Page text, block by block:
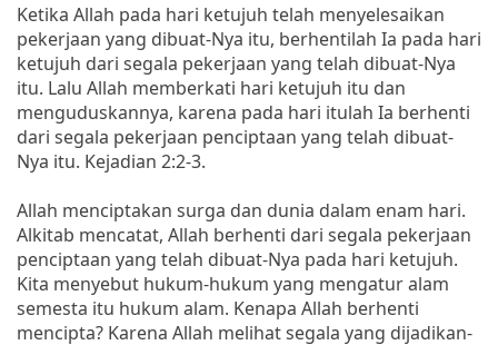
Ketika Allah pada hari ketujuh telah menyelesaikan
pekerjaan yang dibuat-Nya itu, berhentilah Ia pada hari
ketujuh dari segala pekerjaan yang telah dibuat-Nya
itu. Lalu Allah memberkati hari ketujuh itu dan
menguduskannya, karena pada hari itulah Ia berhenti
dari segala pekerjaan penciptaan yang telah dibuat-
Nya itu. Kejadian 2:2-3.
Allah menciptakan surga dan dunia dalam enam hari.
Alkitab mencatat, Allah berhenti dari segala pekerjaan
penciptaan yang telah dibuat-Nya pada hari ketujuh.
Kita menyebut hukum-hukum yang mengatur alam
semesta itu hukum alam. Kenapa Allah berhenti
mencipta? Karena Allah melihat segala yang dijadikan-